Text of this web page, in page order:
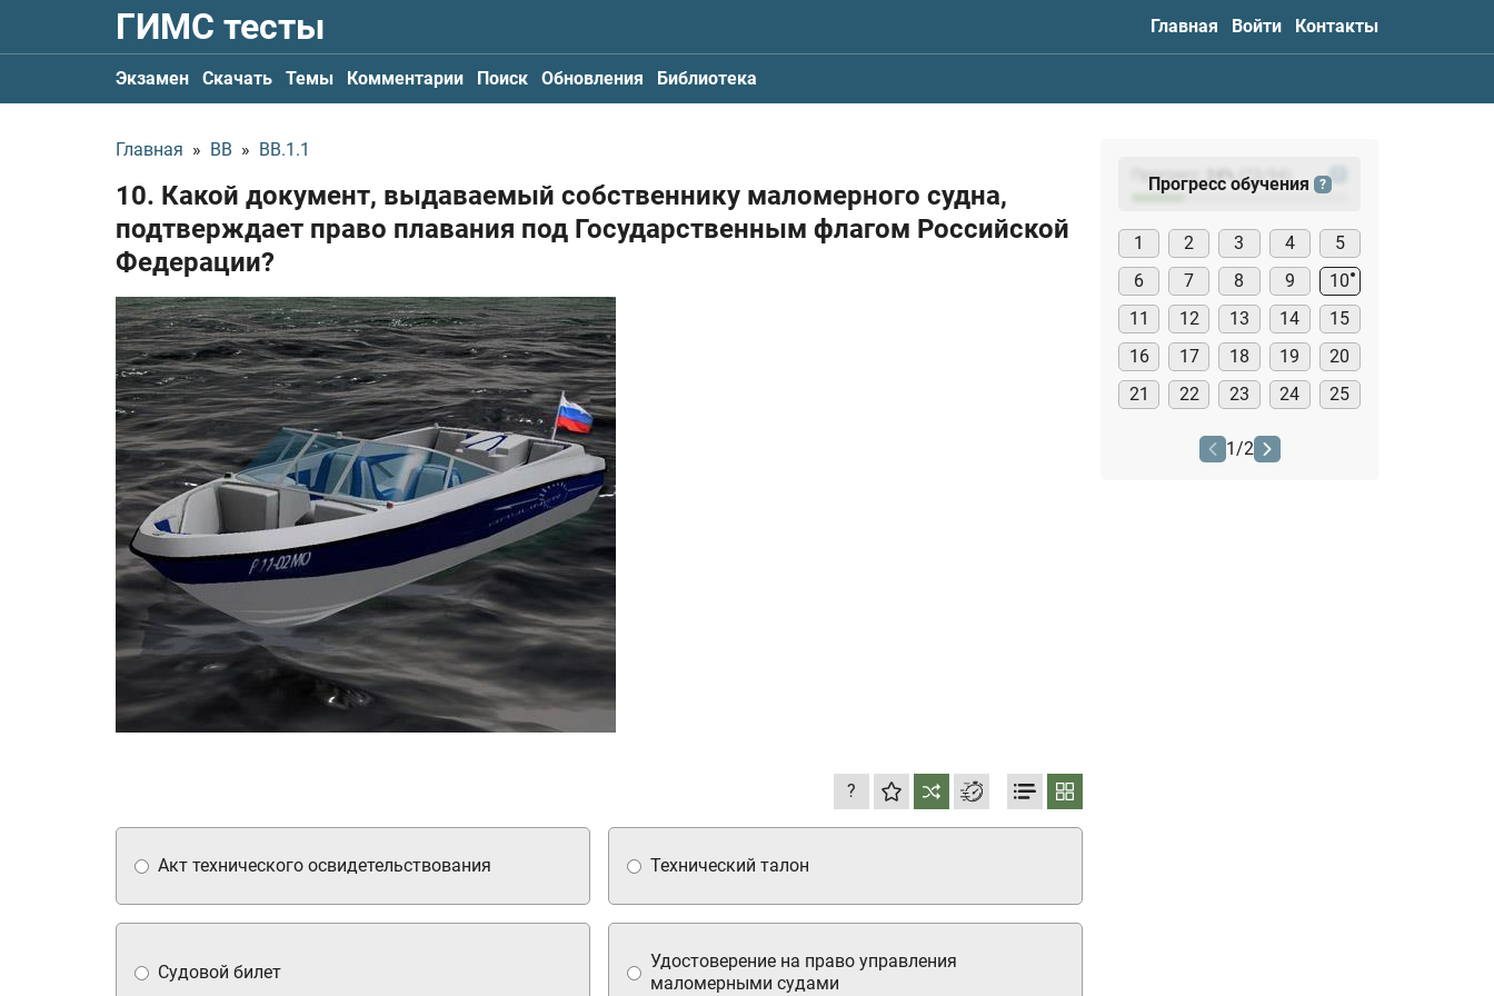
ГИМС тесты Главная Войти Контакты
Экзамен Скачать Темы Комментарии Поиск Обновления Библиотека
Главная » ВВ » ВВ.1.1
10. Какой документ, выдаваемый собственнику маломерного судна,
подтверждает право плавания под Государственным флагом Российской
Федерации?
?
Удостоверение на право управления
маломерными судами
Технический талон
Акт технического освидетельствования
Судовой билет
Прогресс: (23
Прогресс обучения ?
1 2 3 4
5
6
7 8 9
10
11
12 13 14
15
16
17 18 19
20
21
22 23 24 25
1/2